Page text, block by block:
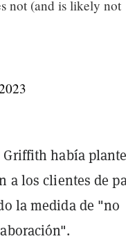
not (and is likely not
había
a los clientes de
la medida de "no